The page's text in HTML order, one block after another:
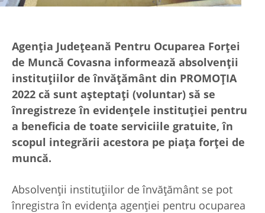
Agenţia Judeţeană Pentru Ocuparea Forţei
de Muncă Covasna informează absolvenţii
instituțiilor de învățământ din PROMOŢIA
2022 că sunt aşteptaţi (voluntar) să se
înregistreze în evidenţele instituţiei pentru
a beneficia de toate serviciile gratuite, în
scopul integrării acestora pe piaţa forţei de
muncă.
Absolvenţii instituțiilor de învățământ se pot
înregistra în evidenţa agenţiei pentru ocuparea